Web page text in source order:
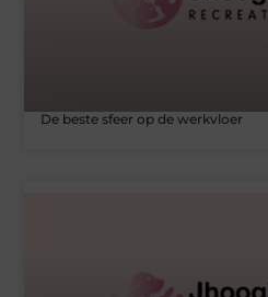
De beste sfeer op de werkvloer